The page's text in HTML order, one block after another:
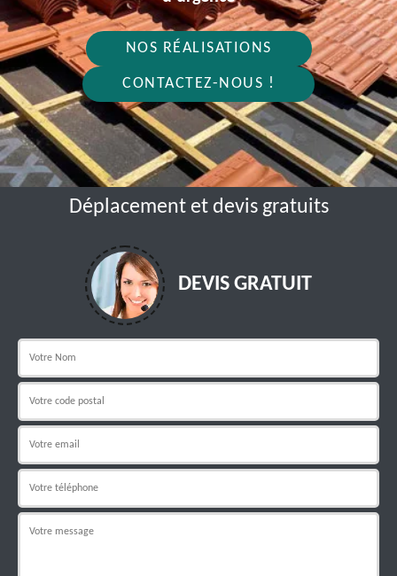
NOS RÉALISATIONS
CONTACTEZ-NOUS !
Déplacement et devis gratuits
DEVIS GRATUIT